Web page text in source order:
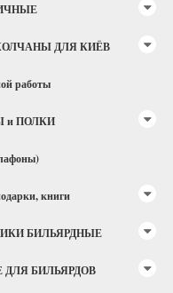
ДЛЯ КИЁВ
работы
и ПОЛКИ
книги
БИЛЬЯРДНЫЕ
БИЛЬЯРДОВ